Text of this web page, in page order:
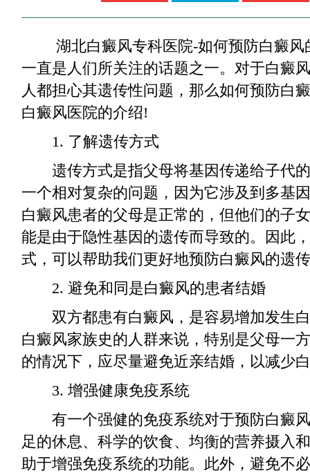
湖北白癜风专科医院-如何预防白癜风
一直是人们所关注的话题之一。对于白癜
人都担心其遗传性问题，那么如何预防白
白癜风医院的介绍!
1. 了解遗传方式
遗传方式是指父母将基因传递给子代的
一个相对复杂的问题，因为它涉及到多基
白癜风患者的父母是正常的，但他们的子
能是由于隐性基因的遗传而导致的。因此
式，可以帮助我们更好地预防白癜风的遗
2. 避免和同是白癜风的患者结婚
双方都患有白癜风，是容易增加发生白
白癜风家族史的人群来说，特别是父母一
的情况下，应尽量避免近亲结婚，以减少
3. 增强健康免疫系统
有一个强健的免疫系统对于预防白癜风
足的休息、科学的饮食、均衡的营养摄入
助于增强免疫系统的功能。此外，避免不